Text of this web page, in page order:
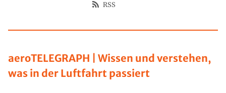
aeroTELEGRAPH | Wissen und verstehen,
was in der Luftfahrt passiert
RSS